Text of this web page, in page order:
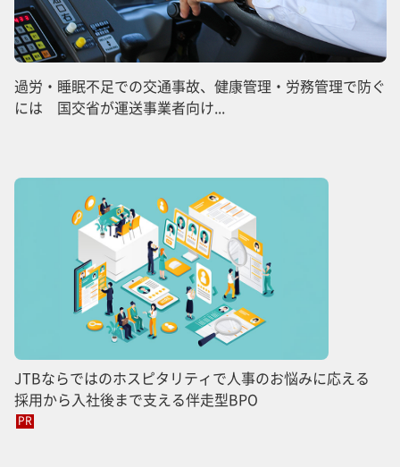
過労・睡眠不足での交通事故、健康管理・労務管理で防ぐ
には 国交省が運送事業者向け...
JTBならではのホスピタリティで人事のお悩みに応える
採用から入社後まで支える伴走型BPO
PR